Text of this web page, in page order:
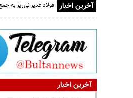
آخرین اخبار فولاد غدیر نی‌ریز به
آخرین اخبار